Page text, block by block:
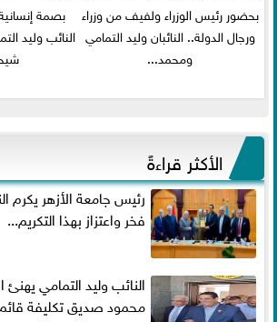
بحضور رئيس الوزراء ولفيف من وزراء
ورجال الدولة.. النائبان وليد التمامي
ومحمد...
بصمة
النائب وليد
الأكثر قراءةً
رئيس جامعة الأزهر يكرم
فخر واعتزاز بهذا التكريم...
النائب وليد التمامي يهنئ
محمود صديق تكليفة